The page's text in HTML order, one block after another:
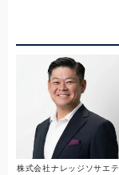
株式会社ナレッジソサエテ